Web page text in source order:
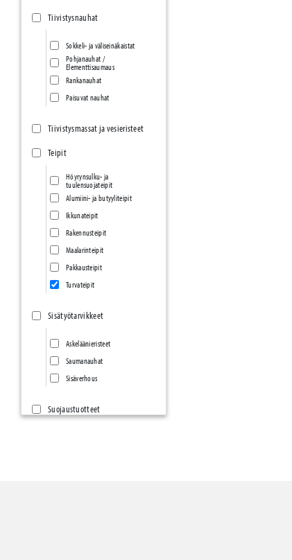
Tiivistysnauhat
Sokkeli- ja väliseinäkaistat
Pohjanauhat /
Elementtisaumaus
Rankanauhat
Paisuvat nauhat
Tiivistysmassat ja vesieristeet
Teipit
Höyrynsulku- ja
tuulensuojateipit
Alumiini- ja butyyliteipit
Ikkunateipit
Rakennusteipit
Maalarinteipit
Pakkausteipit
Turvateipit
Sisätyötarvikkeet
Askeläänieristeet
Saumanauhat
Sisäverhous
Suojaustuotteet